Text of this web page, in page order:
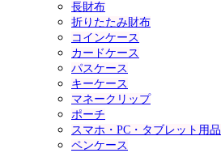
長財布
折りたたみ財布
コインケース
カードケース
パスケース
キーケース
マネークリップ
ポーチ
スマホ・PC・タブレット用品
ペンケース